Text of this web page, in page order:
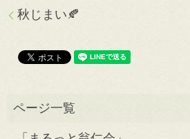
秋じまい🍂